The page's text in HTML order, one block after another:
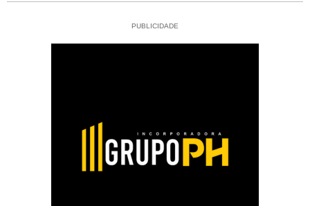
PUBLICIDADE